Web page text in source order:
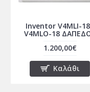
Inventor V4MLI-
V4MLO-18
1.200,00€
Καλάθι